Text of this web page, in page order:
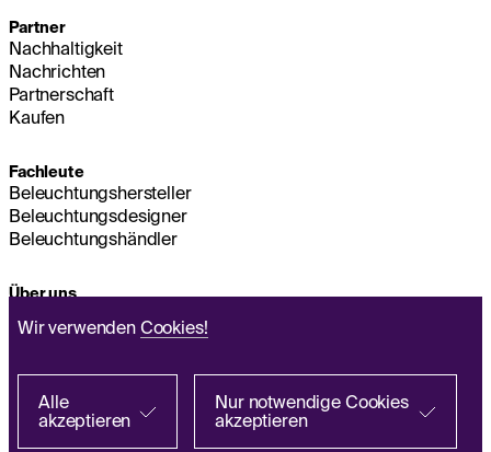
Bei einem Partner suchen
Wir verwenden Cookies!
Alle
akzeptieren
Nur notwendige Cookies
akzeptieren
Partner
Nachhaltigkeit
Nachrichten
Partnerschaft
Kaufen
Fachleute
Beleuchtungshersteller
Beleuchtungsdesigner
Beleuchtungshändler
Über uns
Hauptsitz